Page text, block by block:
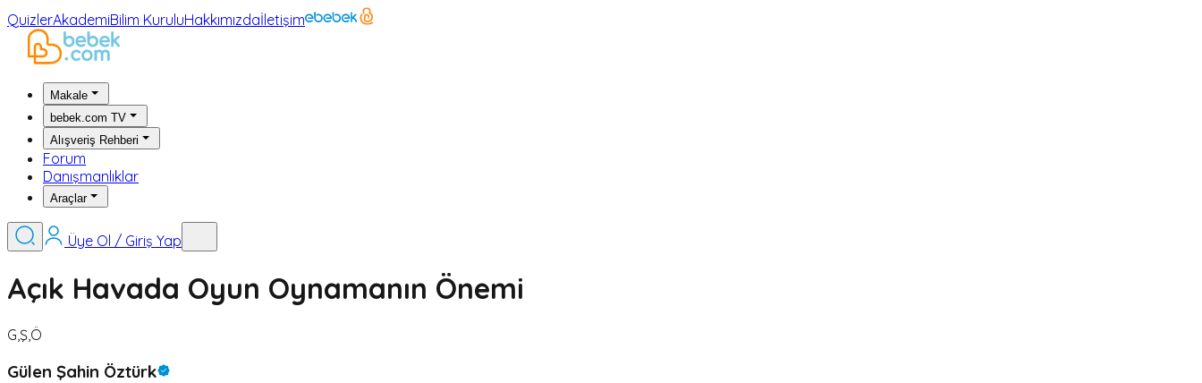
QuizlerAkademiBilim KuruluHakkımızdaİletişim
Makale
bebek.com TV
Alışveriş Rehberi
Forum
Danışmanlıklar
Araçlar
Üye Ol / Giriş Yap
Açık Havada Oyun Oynamanın Önemi
G,Ş,Ö
Gülen Şahin Öztürk